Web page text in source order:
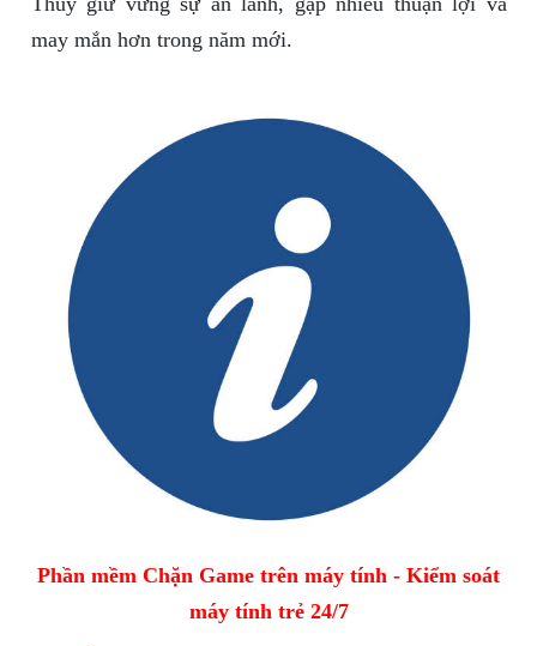
may mắn hơn trong năm mới.
Phần mềm Chặn Game trên máy tính - Kiểm soát
máy tính trẻ 24/7